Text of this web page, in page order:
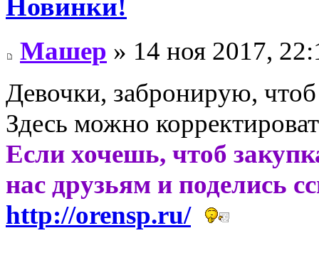
Новинки!
Машер » 14 ноя 2017,
Девочки, забронирую,
Здесь можно
Если хочешь, чтоб
нас друзьям и поделись
http://orensp.ru/